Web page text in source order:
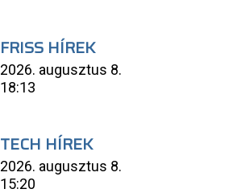
FRISS HÍREK
2026. augusztus 8.
18:13
TECH HÍREK
2026. augusztus 8.
15:20